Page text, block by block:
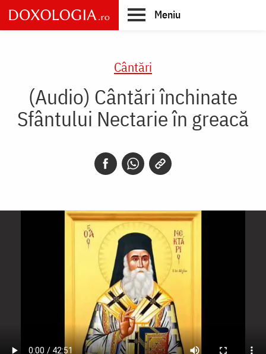
Skip
to
main
Meniu
Cântări
(Audio) Cântări închinate
Sfântului Nectarie în greacă